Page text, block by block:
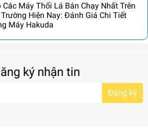
Các Máy Thổi Lá Bán Chạy Nhất Trên
Hiện Nay: Đánh Giá Chi Tiết
Máy Hakuda
ký nhận tin
Đăng ký